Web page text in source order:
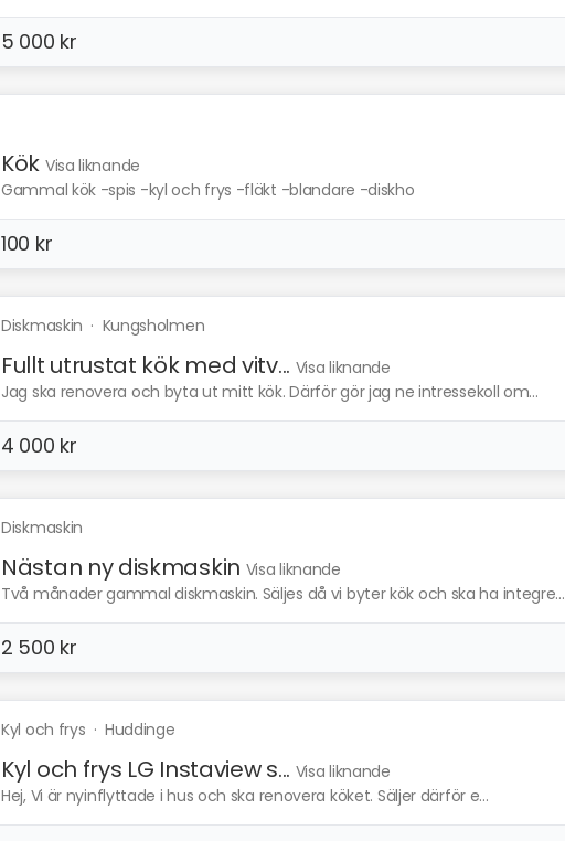
5 000 kr
Kök Visa liknande
Gammal kök -spis -kyl och frys -fläkt -blandare -diskho
100 kr
Diskmaskin · Kungsholmen
Fullt utrustat kök med vitv... Visa liknande
Jag ska renovera och byta ut mitt kök. Därför gör jag ne intressekoll om...
4 000 kr
Diskmaskin
Nästan ny diskmaskin Visa liknande
Två månader gammal diskmaskin. Säljes då vi byter kök och ska ha integre...
2 500 kr
Kyl och frys · Huddinge
Kyl och frys LG Instaview s... Visa liknande
Hej, Vi är nyinflyttade i hus och ska renovera köket. Säljer därför e...